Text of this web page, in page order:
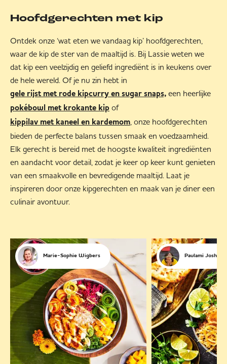
Hoofdgerechten met kip
Ontdek onze ‘wat eten we vandaag kip’ hoofdgerechten,
waar de kip de ster van de maaltijd is. Bij Lassie weten we
dat kip een veelzijdig en geliefd ingrediënt is in keukens over
de hele wereld. Of je nu zin hebt in
gele rijst met rode kipcurry en sugar snaps, een heerlijke
pokébowl met krokante kip of
kippilav met kaneel en kardemom, onze hoofdgerechten
bieden de perfecte balans tussen smaak en voedzaamheid.
Elk gerecht is bereid met de hoogste kwaliteit ingrediënten
en aandacht voor detail, zodat je keer op keer kunt genieten
van een smaakvolle en bevredigende maaltijd. Laat je
inspireren door onze kipgerechten en maak van je diner een
culinair avontuur.
Marie-Sophie Wigbers Paulami Joshi